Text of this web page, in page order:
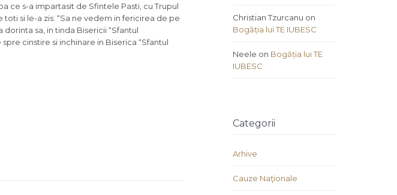
ce s-a impartasit de Sfintele Pasti, cu Trupul
si le-a zis: “Sa ne vedem in fericirea de pe
sa, in tinda Bisericii “Sfantul
cinstire si inchinare in Biserica “Sfantul
Christian Tzurcanu on
Bogăția lui TE IUBESC
Neele on Bogăția lui TE
IUBESC
Categorii
Arhive
Cauze Naţionale